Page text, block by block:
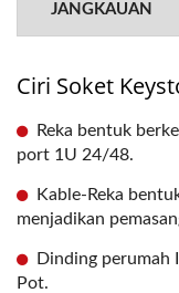
JANGKAUAN
Ciri Soket
Reka bentuk
port 1U 24/48.
Kable-Reka
menjadikan
Dinding perumah
Pot.